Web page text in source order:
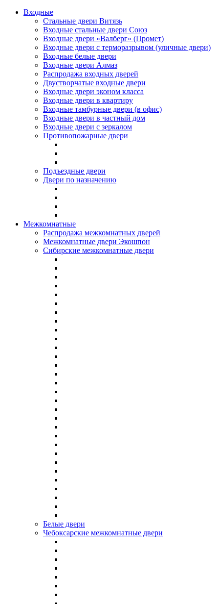
Входные
Стальные двери Витязь
Входные стальные двери Союз
Входные двери «Валберг» (Промет)
Входные двери с терморазрывом (уличные двери)
Входные белые двери
Входные двери Алмаз
Распродажа входных дверей
Двустворчатые входные двери
Входные двери эконом класса
Входные двери в квартиру
Входные тамбурные двери (в офис)
Входные двери в частный дом
Входные двери с зеркалом
Противопожарные двери
Подъездные двери
Двери по назначению
Межкомнатные
Распродажа межкомнатных дверей
Межкомнатные двери Экошпон
Сибирские межкомнатные двери
Белые двери
Чебоксарские межкомнатные двери